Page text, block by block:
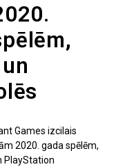
Games izcilais
2020. gada spēlēm,
PlayStation